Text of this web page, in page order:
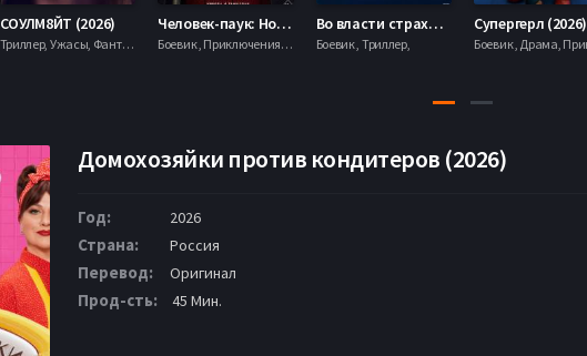
СОУЛМ8ЙТ (2026)
Триллер, Ужасы, Фантастика,
Человек-паук: Новый день (2026)
Боевик , Приключения, Фантастика, Фэнтези,
Во власти страха (2026)
Боевик , Триллер,
Супергерл (2026)
Домохозяйки против кондитеров (2026)
Год: 2026
Страна: Россия
Перевод: Оригинал
Прод-сть: 45 Мин.